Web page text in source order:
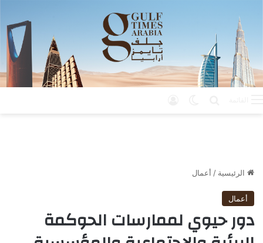
الرئيسية / أعمال
أعمال
دور حيوي لممارسات الحوكمة